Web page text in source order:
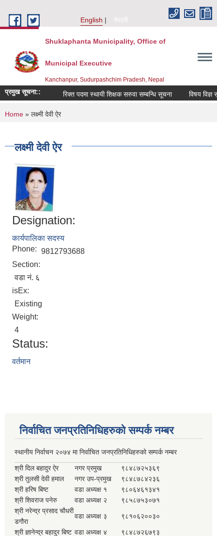
English
नेपाली
Shuklaphanta Municipality, Office of
Municipal Executive
Kanchanpur, Sudurpashchim Pradesh, Nepal
प्रमुख सूचना:: रिक्त पदमा स्थायी शिक्षक सरुवा सम्बन्धि सूचना विषय विज्ञ
You are here
Home » लक्ष्मी देवी ऐर
लक्ष्मी देवी ऐर
Designation:
कार्यपालिका सदस्य
Phone: 9812793688
Section:
वडा नं. ६
isEx:
Existing
Weight:
4
Status:
वर्तमान
निर्वाचित जनप्रतिनिधिहरुको सम्पर्क नम्बर
स्थानीय निर्वाचन २०७४ मा निर्वाचित जनप्रतिनिधिहरुको सम्पर्क नम्बर
श्री दिल बहादुर ऐर नगर प्रमुख
९८४८७२५३६९
श्री तुलसी देवी हमाल
नगर उप-प्रमुख
९८४८७८४२३६
श्री हरिष बिष्ट
वडा अध्यक्ष १
९८०६४६१३४१
श्री शिवराज पनेरु
वडा अध्यक्ष २
९८५८७५३०७१
श्री नरेन्द्र प्रसाद चौधरी
डगौरा
वडा अध्यक्ष ३ ९८१०६२००३०
श्री ज्ञानेन्द्र बहादुर बिष्ट वडा अध्यक्ष ४
९८४८७२६७९३